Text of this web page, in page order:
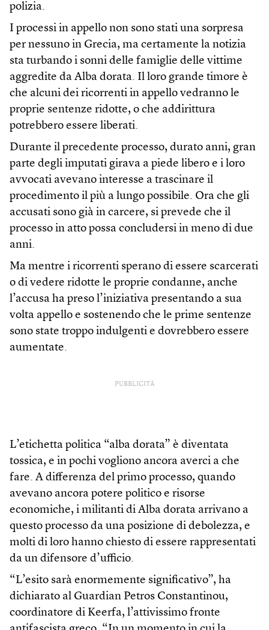
polizia.
I processi in appello non sono stati una sorpresa
per nessuno in Grecia, ma certamente la notizia
sta turbando i sonni delle famiglie delle vittime
aggredite da Alba dorata. Il loro grande timore è
che alcuni dei ricorrenti in appello vedranno le
proprie sentenze ridotte, o che addirittura
potrebbero essere liberati.
Durante il precedente processo, durato anni, gran
parte degli imputati girava a piede libero e i loro
avvocati avevano interesse a trascinare il
procedimento il più a lungo possibile. Ora che gli
accusati sono già in carcere, si prevede che il
processo in atto possa concludersi in meno di due
anni.
Ma mentre i ricorrenti sperano di essere scarcerati
o di vedere ridotte le proprie condanne, anche
l’accusa ha preso l’iniziativa presentando a sua
volta appello e sostenendo che le prime sentenze
sono state troppo indulgenti e dovrebbero essere
aumentate.
PUBBLICITÀ
L’etichetta politica “alba dorata” è diventata
tossica, e in pochi vogliono ancora averci a che
fare. A differenza del primo processo, quando
avevano ancora potere politico e risorse
economiche, i militanti di Alba dorata arrivano a
questo processo da una posizione di debolezza, e
molti di loro hanno chiesto di essere rappresentati
da un difensore d’ufficio.
“L’esito sarà enormemente significativo”, ha
dichiarato al Guardian Petros Constantinou,
coordinatore di Keerfa, l’attivissimo fronte